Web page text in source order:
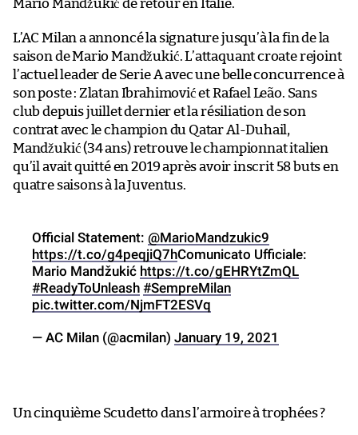
Mario Mandžukić de retour en Italie.
L’AC Milan a annoncé la signature jusqu’à la fin de la
saison de Mario Mandžukić. L’attaquant croate rejoint
l’actuel leader de Serie A avec une belle concurrence à
son poste : Zlatan Ibrahimović et Rafael Leão. Sans
club depuis juillet dernier et la résiliation de son
contrat avec le champion du Qatar Al-Duhail,
Mandžukić (34 ans) retrouve le championnat italien
qu’il avait quitté en 2019 après avoir inscrit 58 buts en
quatre saisons à la Juventus.
Official Statement: @MarioMandzukic9
https://t.co/g4peqjiQ7hComunicato Ufficiale:
Mario Mandžukić https://t.co/gEHRYtZmQL
#ReadyToUnleash #SempreMilan
pic.twitter.com/NjmFT2ESVq
— AC Milan (@acmilan) January 19, 2021
Un cinquième Scudetto dans l’armoire à trophées ?